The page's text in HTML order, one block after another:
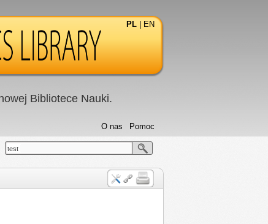
PL EN
Bibliotece Nauki.
Pomoc
O nas
test